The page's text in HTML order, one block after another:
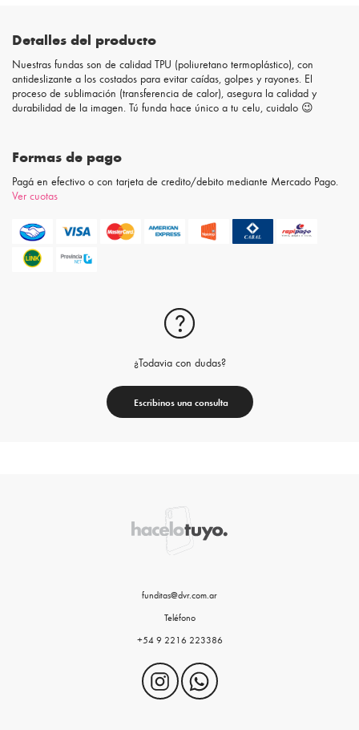
Detalles del producto
Nuestras fundas son de calidad TPU (poliuretano termoplástico), con
antideslizante a los costados para evitar caídas, golpes y rayones. El
proceso de sublimación (transferencia de calor), asegura la calidad y
durabilidad de la imagen. Tú funda hace único a tu celu, cuidalo 😉
Formas de pago
Pagá en efectivo o con tarjeta de credito/debito mediante Mercado Pago.
Ver cuotas
¿Todavia con dudas?
Escribinos una consulta
funditas@dvr.com.ar
Teléfono
+54 9 2216 223386